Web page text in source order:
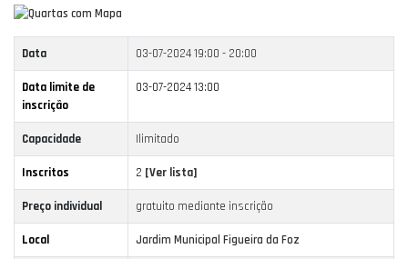
Data 03-07-202419:00 - 20:00
Data limite de
inscrição
03-07-2024 13:00
Capacidade Ilimitado
Inscritos 2 [Ver lista]
Preço individual gratuito mediante inscrição
Local Jardim Municipal Figueira da Foz